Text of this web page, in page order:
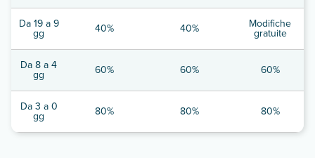
Da 19 a 9
gg 40% 40% Modifiche
gratuite
Da 8 a 4
gg 60% 60% 60%
Da 3 a 0
gg 80% 80% 80%